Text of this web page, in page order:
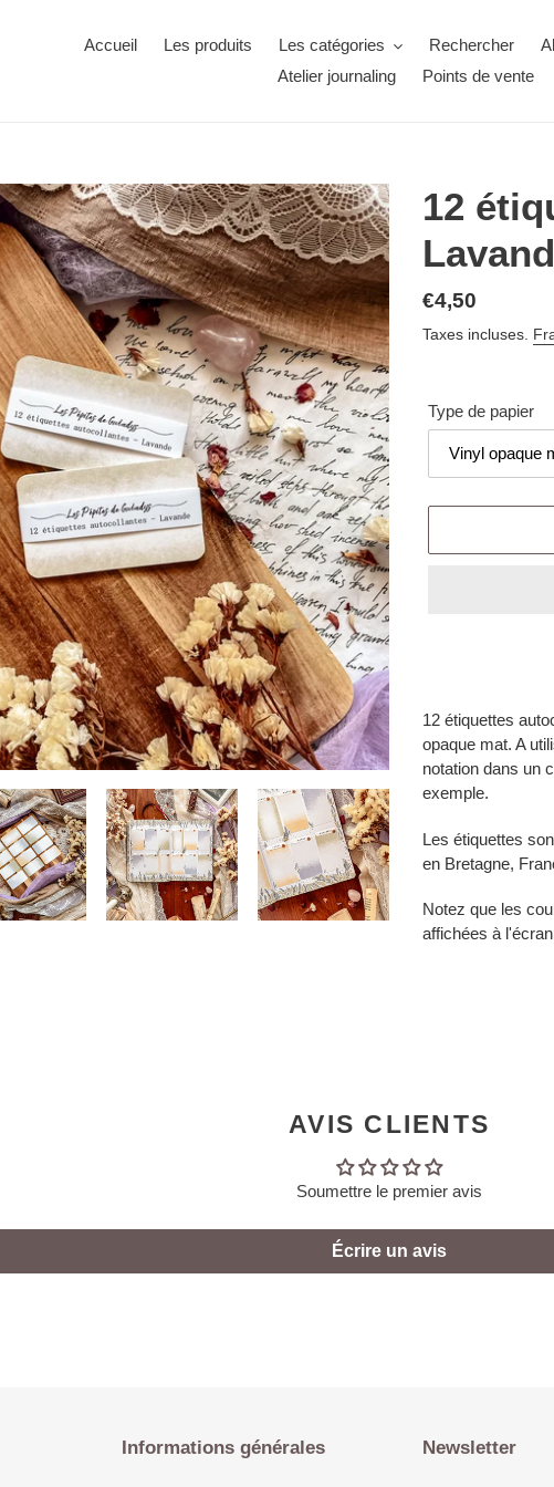
Accueil Les produits Les catégories Rechercher
Atelier journaling
Points de vente
12
€4,50
Taxes incluses.
Type de papier
12 étiquettes
opaque mat. A
notation dans un
exemple.
Les étiquettes
en Bretagne,
Notez que les
affichées à
AVIS CLIENTS
Soumettre le premier avis
Écrire un avis
Informations générales Newsletter